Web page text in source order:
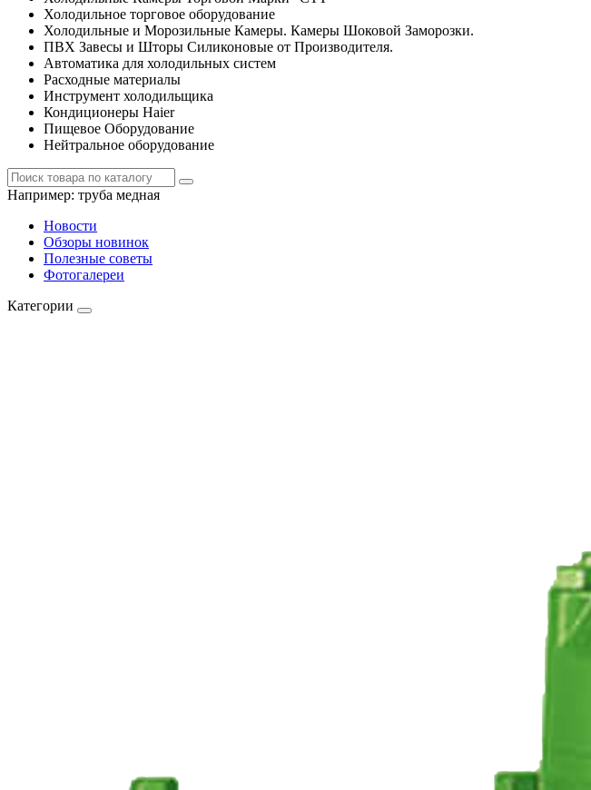
Холодильное торговое оборудование
Холодильные и Морозильные Камеры. Камеры Шоковой Заморозки.
ПВХ Завесы и Шторы Силиконовые от Производителя.
Автоматика для холодильных систем
Расходные материалы
Инструмент холодильщика
Кондиционеры Haier
Пищевое Оборудование
Нейтральное оборудование
Например: труба медная
Новости
Обзоры новинок
Полезные советы
Фотогалереи
Категории